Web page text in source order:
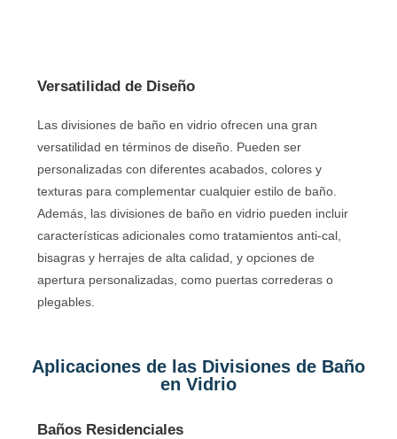
Versatilidad de Diseño
Las divisiones de baño en vidrio ofrecen una gran
versatilidad en términos de diseño. Pueden ser
personalizadas con diferentes acabados, colores y
texturas para complementar cualquier estilo de baño.
Además, las divisiones de baño en vidrio pueden incluir
características adicionales como tratamientos anti-cal,
bisagras y herrajes de alta calidad, y opciones de
apertura personalizadas, como puertas correderas o
plegables.
Aplicaciones de las Divisiones de Baño
en Vidrio
Baños Residenciales